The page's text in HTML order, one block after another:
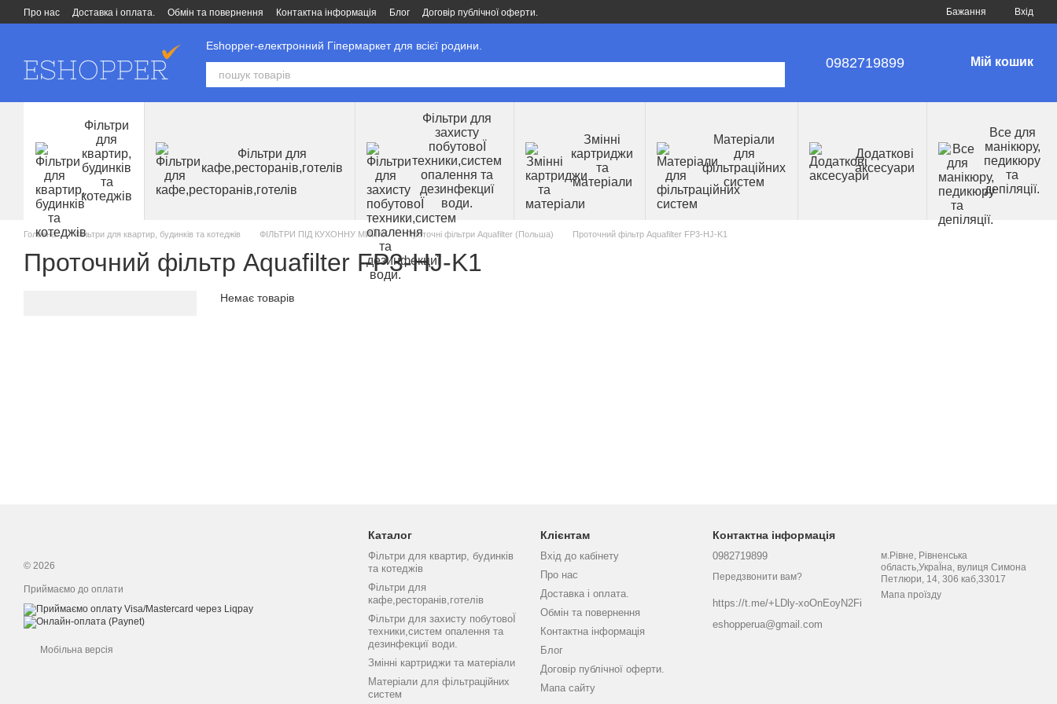
Перейти до основного контенту
Про нас Доставка і оплата. Обмін та повернення Контактна інформація Блог Договір публічної оферти. Бажання Вхід
Eshopper-електронний Гіпермаркет для всієї родини.
0982719899 Мій кошик
Фільтри
для
квартир,
будинків
та
котеджів
Фільтри для
кафе,ресторанів,готелів
Фільтри для
захисту
побутовоЇ
техники,систем
опалення та
дезинфекциї
води.
Змінні
картриджи
та
матеріали
Матеріали
для
фільтраційних
систем
Додаткові
аксесуари
Все для
манікюру,
педикюру
та
депіляції.
Головна Фільтри для квартир, будинків та котеджів ФІЛЬТРИ ПІД КУХОННУ МИЙКУ Проточні фільтри Aquafilter (Польша) Проточний фільтр Aquafilter FP3-HJ-K1
Проточний фільтр Aquafilter FP3-HJ-K1
Немає товарів
© 2026
Приймаємо до оплати
Мобільна версія
Каталог
Фільтри для квартир, будинків
та котеджів
Фільтри для
кафе,ресторанів,готелів
Фільтри для захисту побутовоЇ
техники,систем опалення та
дезинфекциї води.
Змінні картриджи та матеріали
Матеріали для фільтраційних
систем
Клієнтам
Вхід до кабінету
Про нас
Доставка і оплата.
Обмін та повернення
Контактна інформація
Блог
Договір публічної оферти.
Мапа сайту
Контактна інформація
0982719899
Передзвонити вам?
https://t.me/+LDly-xoOnEoyN2Fi
eshopperua@gmail.com
м.Рівне, Рівненська
область,УкраЇна, вулиця Симона
Петлюри, 14, 306 каб,33017
Мапа проїзду